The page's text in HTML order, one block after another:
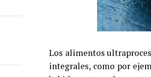
Los alimentos
integrales, como por